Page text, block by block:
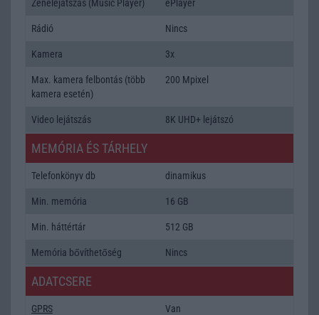
Zenelejátszás (Music Player) ePlayer
Rádió Nincs
Kamera 3x
Max. kamera felbontás (több
kamera esetén)
200 Mpixel
Video lejátszás 8K UHD+ lejátszó
MEMÓRIA ÉS TÁRHELY
Telefonkönyv db dinamikus
Min. memória 16 GB
Min. háttértár 512 GB
Memória bővíthetőség Nincs
ADATCSERE
GPRS Van